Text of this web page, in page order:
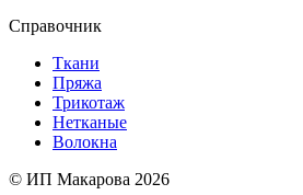
Справочник
Ткани
Пряжа
Трикотаж
Нетканые
Волокна
© ИП Макарова 2026